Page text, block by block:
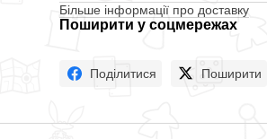
Більше інформації про доставку
Поширити у соцмережах
Поділитися Поширити